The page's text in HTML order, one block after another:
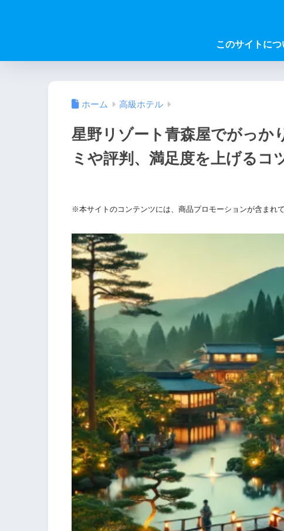
このサイトにつ
ホーム 高級ホテル
星野リゾート青森屋でがっか
ミや評判、満足度を上げるコ
※本サイトのコンテンツには、商品プロモーションが含まれて